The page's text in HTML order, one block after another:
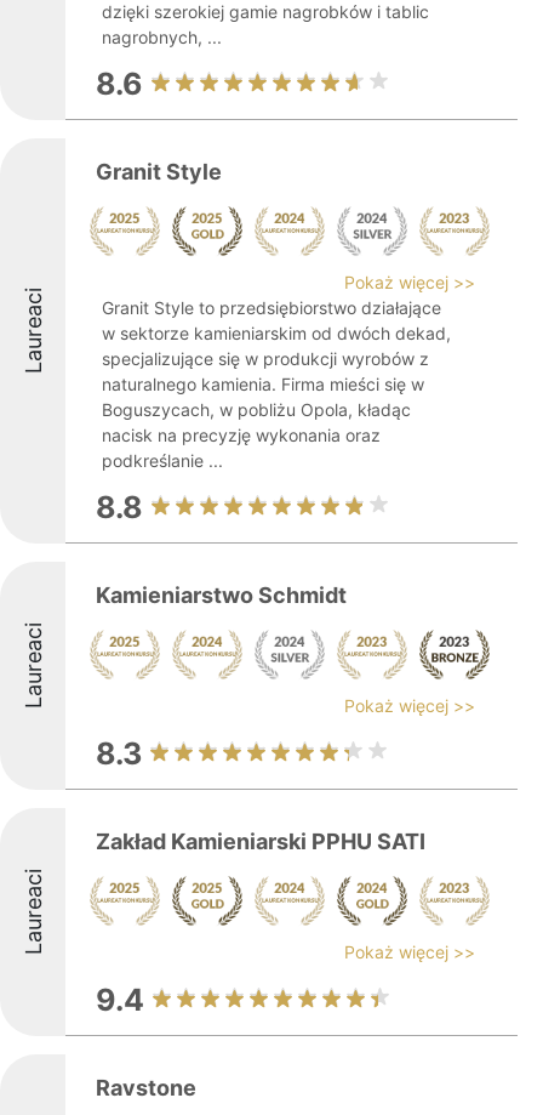
dzięki szerokiej gamie nagrobków i tablic
nagrobnych, ...
8.6
Laureaci
Granit Style
Pokaż więcej >>
Granit Style to przedsiębiorstwo działające
w sektorze kamieniarskim od dwóch dekad,
specjalizujące się w produkcji wyrobów z
naturalnego kamienia. Firma mieści się w
Boguszycach, w pobliżu Opola, kładąc
nacisk na precyzję wykonania oraz
podkreślanie ...
8.8
Laureaci
Kamieniarstwo Schmidt
Pokaż więcej >>
8.3
Laureaci
Zakład Kamieniarski PPHU SATI
Pokaż więcej >>
9.4
Ravstone